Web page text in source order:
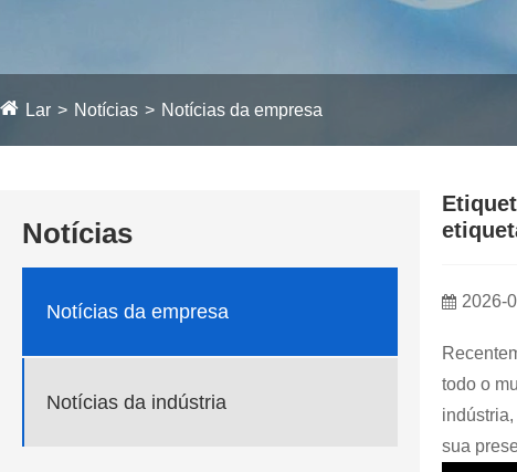
Lar Notícias Notícias da empresa
Notícias
Notícias da empresa
Notícias da indústria
2026-
todo o
sua